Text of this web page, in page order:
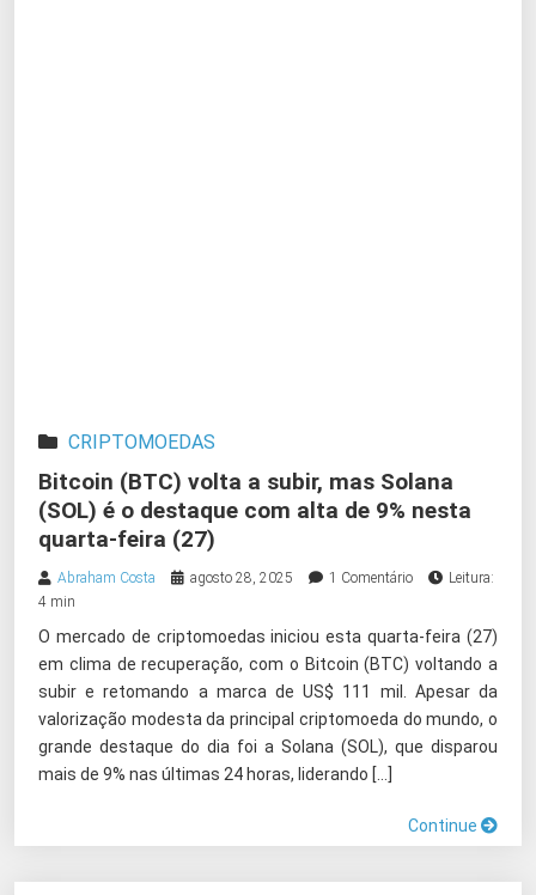
CRIPTOMOEDAS
Bitcoin (BTC) volta a subir, mas Solana
(SOL) é o destaque com alta de 9% nesta
quarta-feira (27)
Abraham Costa agosto 28, 2025 1 Comentário
Leitura:
4 min
O mercado de criptomoedas iniciou esta quarta-feira (27)
em clima de recuperação, com o Bitcoin (BTC) voltando a
subir e retomando a marca de US$ 111 mil. Apesar da
valorização modesta da principal criptomoeda do mundo, o
grande destaque do dia foi a Solana (SOL), que disparou
mais de 9% nas últimas 24 horas, liderando […]
Continue